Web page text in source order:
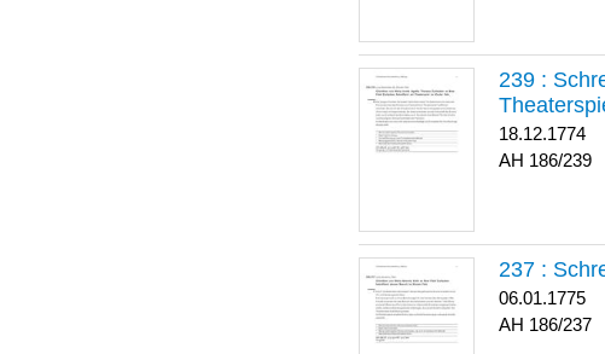
239 :
18.12.1774
186/239
237 :
06.01.1775
186/237